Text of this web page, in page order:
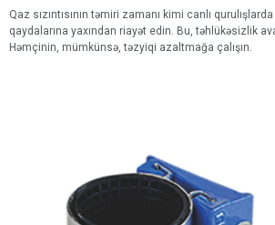
Qaz sızıntısının təmiri zamanı kimi canlı
qaydalarına yaxından riayət edin. Bu, təhlükəsizlik
Həmçinin, mümkünsə, təzyiqi azaltmağa çalışın.